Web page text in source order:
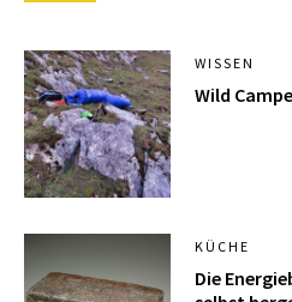
WISSEN
Wild
KÜCHE
Die